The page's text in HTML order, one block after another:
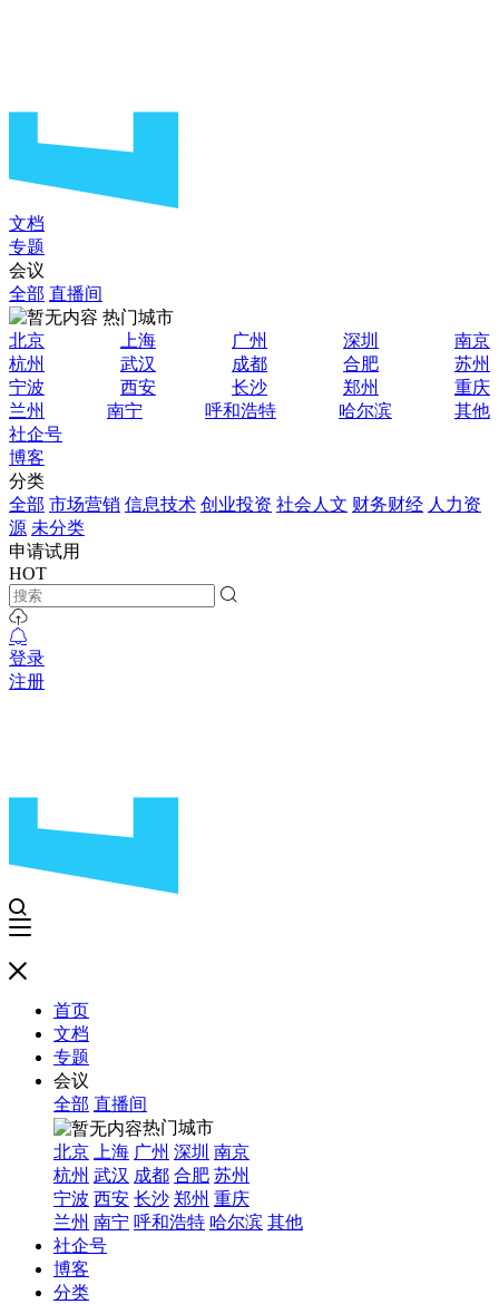
文档
专题
会议
全部 直播间
热门城市
北京
上海 广州 深圳
南京
杭州
武汉 成都 合肥
苏州
宁波
西安 长沙 郑州
重庆
兰州
南宁 呼和浩特 哈尔滨
其他
社企号
博客
分类
全部 市场营销 信息技术 创业投资 社会人文 财务财经 人力资
源 未分类
申请试用
HOT
登录
注册
首页
文档
专题
会议
全部 直播间
热门城市
北京
上海 广州 深圳 南京
杭州 武汉 成都 合肥 苏州
宁波 西安 长沙 郑州 重庆
兰州 南宁 呼和浩特 哈尔滨 其他
社企号
博客
分类